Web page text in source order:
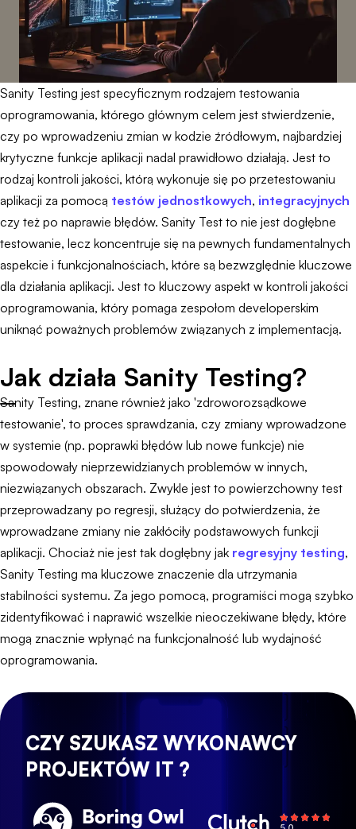
Sanity Testing jest specyficznym rodzajem testowania
oprogramowania, którego głównym celem jest stwierdzenie,
czy po wprowadzeniu zmian w kodzie źródłowym, najbardziej
krytyczne funkcje aplikacji nadal prawidłowo działają. Jest to
rodzaj kontroli jakości, którą wykonuje się po przetestowaniu
aplikacji za pomocą testów jednostkowych, integracyjnych
czy też po naprawie błędów. Sanity Test to nie jest dogłębne
testowanie, lecz koncentruje się na pewnych fundamentalnych
aspekcie i funkcjonalnościach, które są bezwzględnie kluczowe
dla działania aplikacji. Jest to kluczowy aspekt w kontroli jakości
oprogramowania, który pomaga zespołom developerskim
uniknąć poważnych problemów związanych z implementacją.
Jak działa Sanity Testing?
Sanity Testing, znane również jako 'zdroworozsądkowe
testowanie', to proces sprawdzania, czy zmiany wprowadzone
w systemie (np. poprawki błędów lub nowe funkcje) nie
spowodowały nieprzewidzianych problemów w innych,
niezwiązanych obszarach. Zwykle jest to powierzchowny test
przeprowadzany po regresji, służący do potwierdzenia, że
wprowadzane zmiany nie zakłóciły podstawowych funkcji
aplikacji. Chociaż nie jest tak dogłębny jak regresyjny testing,
Sanity Testing ma kluczowe znaczenie dla utrzymania
stabilności systemu. Za jego pomocą, programiści mogą szybko
zidentyfikować i naprawić wszelkie nieoczekiwane błędy, które
mogą znacznie wpłynąć na funkcjonalność lub wydajność
oprogramowania.
CZY SZUKASZ WYKONAWCY
PROJEKTÓW IT ?